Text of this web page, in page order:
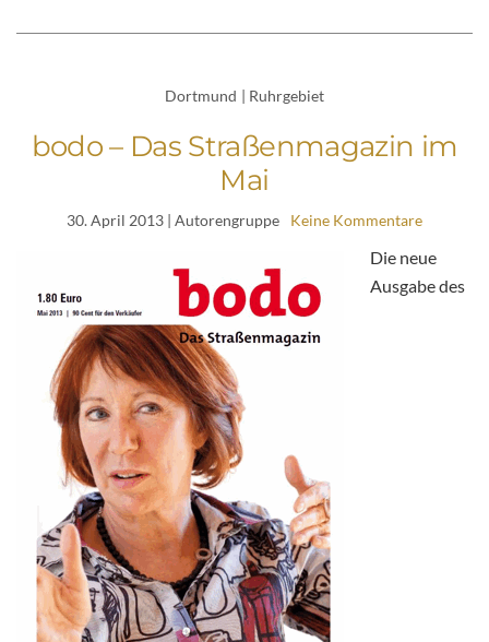
Dortmund | Ruhrgebiet
bodo – Das Straßenmagazin im
Mai
30. April 2013 | Autorengruppe Keine Kommentare
Die neue
Ausgabe des